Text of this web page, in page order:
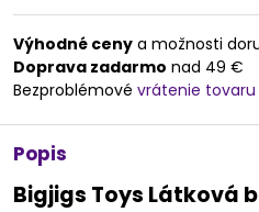
Výhodné ceny a možnosti
Doprava zadarmo nad 49 €
Bezproblémové vrátenie tovaru
Popis
Bigjigs Toys Látková